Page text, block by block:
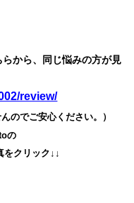
らから、同じ悩みの方が見
review/
のでご安心ください。）
の
をクリック↓↓